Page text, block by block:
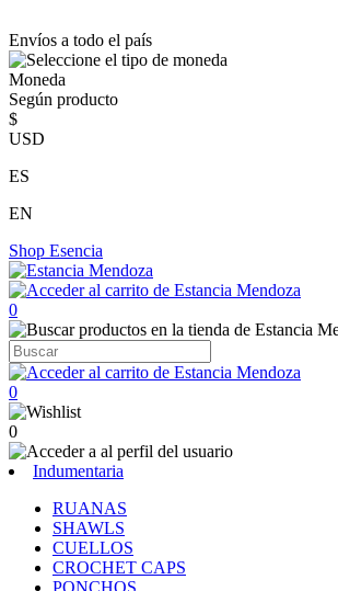
Envíos a todo el país
Moneda
Según producto
$
USD
ES
EN
Shop Esencia
0
0
0
Indumentaria
RUANAS
SHAWLS
CUELLOS
CROCHET CAPS
PONCHOS